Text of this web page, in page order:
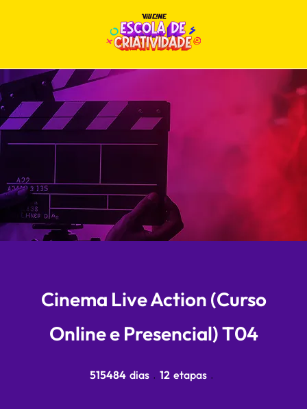
Cinema Live Action (Curso
Online e Presencial) T04
515484 dias 515484 dias
12 etapas